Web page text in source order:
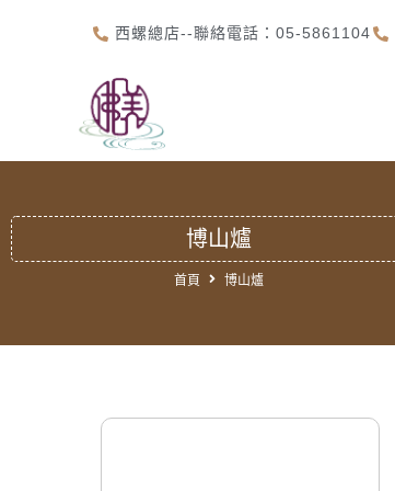
西螺總店--聯絡電話：05-5861104
博山爐
首頁 博山爐